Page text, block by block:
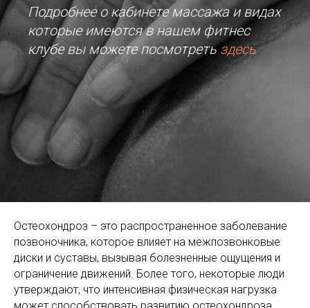
Подробнее о кабинете массажа и видах
которые имеются в нашем фитнес
клубе вы можете посмотретьздесь
Остеохондроз – это распространенное заболевание
позвоночника, которое влияет на межпозвонковые
диски и суставы, вызывая болезненные ощущения и
ограничение движений. Более того, некоторые люди
утверждают, что интенсивная физическая нагрузка